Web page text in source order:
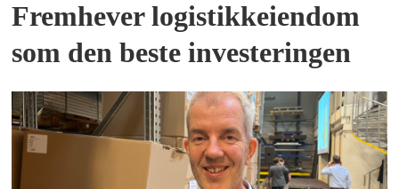
Fremhever logistikkeiendom
som den beste investeringen